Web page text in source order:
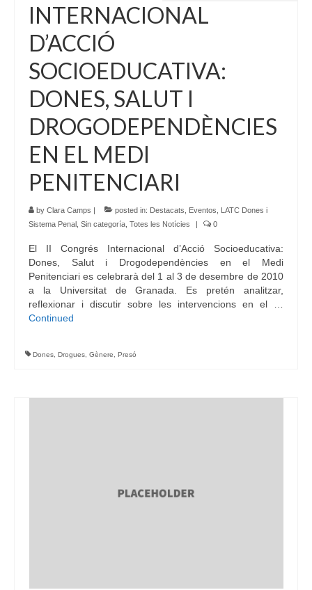
INTERNACIONAL
D’ACCIÓ
SOCIOEDUCATIVA:
DONES, SALUT I
DROGODEPENDÈNCIES
EN EL MEDI
PENITENCIARI
by Clara Camps | posted in: Destacats Eventos
LATC Dones i
Sistema Penal Sin categoría Totes les Notícies | 0
El II Congrés Internacional d’Acció Socioeducativa:
Dones, Salut i Drogodependències en el Medi
Penitenciari es celebrarà del 1 al 3 de desembre de 2010
a la Universitat de Granada. Es pretén analitzar,
reflexionar i discutir sobre les intervencions en el …
Continued
Dones Drogues Gènere Presó